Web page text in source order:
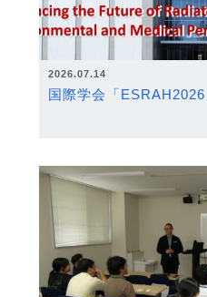
2026.07.14
国際学会「